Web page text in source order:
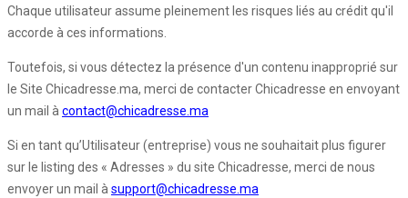
Chaque utilisateur assume pleinement les risques liés au crédit qu'il
accorde à ces informations.
Toutefois, si vous détectez la présence d'un contenu inapproprié sur
le Site Chicadresse.ma, merci de contacter Chicadresse en envoyant
un mail àcontact@chicadresse.ma
Si en tant qu’Utilisateur (entreprise) vous ne souhaitait plus figurer
sur le listing des « Adresses » du site Chicadresse, merci de nous
envoyer un mail àsupport@chicadresse.ma